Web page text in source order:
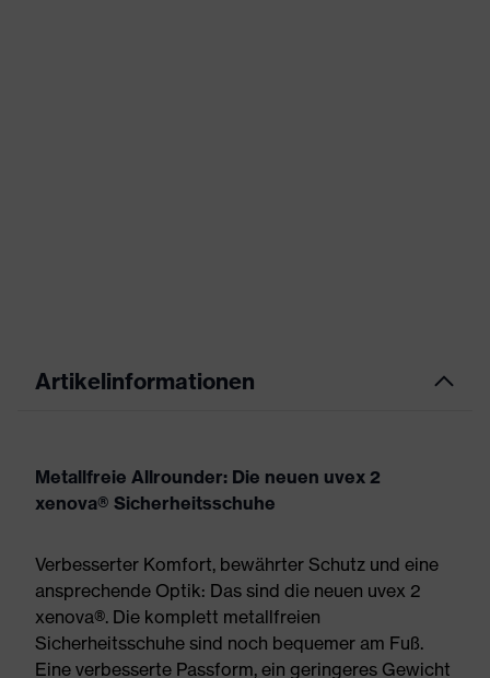
Artikelinformationen
Metallfreie Allrounder: Die neuen uvex 2
xenova® Sicherheitsschuhe
Verbesserter Komfort, bewährter Schutz und eine
ansprechende Optik: Das sind die neuen uvex 2
xenova®. Die komplett metallfreien
Sicherheitsschuhe sind noch bequemer am Fuß.
Eine verbesserte Passform, ein geringeres Gewicht